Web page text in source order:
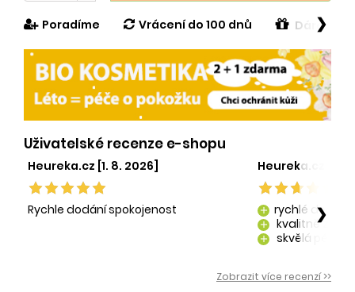
Poradíme Vrácení do 100 dnů Dárek v
❯
Uživatelské recenze e-shopu
Heureka.cz [1. 8. 2026]
Rychle dodání spokojenost
Heureka.cz [29.
add rychlé dodání
add kvalitně
add skvělá péče o
❯
Zobrazit více recenzí >>